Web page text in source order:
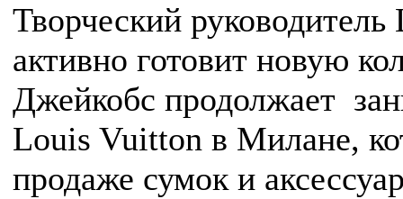
Творческий
активно готовит новую
Джейкобс продолжает
Louis Vuitton в Милане,
продаже сумок и